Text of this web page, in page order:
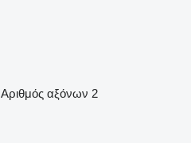
Αριθμός αξόνων 2